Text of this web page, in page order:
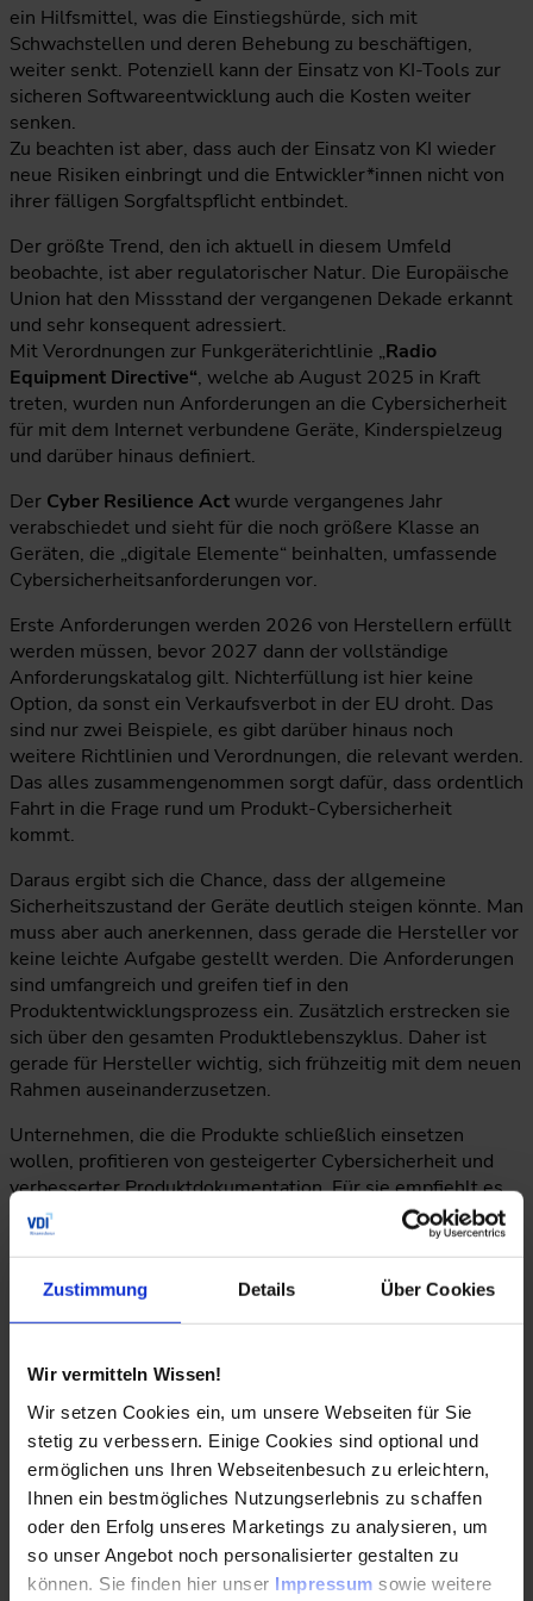
Zustimmung Details Über Cookies
Wir vermitteln Wissen!
Wir setzen Cookies ein, um unsere Webseiten für Sie
stetig zu verbessern. Einige Cookies sind optional und
ermöglichen uns Ihren Webseitenbesuch zu erleichtern,
Ihnen ein bestmögliches Nutzungserlebnis zu schaffen
oder den Erfolg unseres Marketings zu analysieren, um
so unser Angebot noch personalisierter gestalten zu
können. Sie finden hier unser Impressum sowie weitere
ein Hilfsmittel, was die Einstiegshürde, sich mit
Schwachstellen und deren Behebung zu beschäftigen,
weiter senkt. Potenziell kann der Einsatz von KI-Tools zur
sicheren Softwareentwicklung auch die Kosten weiter
senken.
Zu beachten ist aber, dass auch der Einsatz von KI wieder
neue Risiken einbringt und die Entwickler*innen nicht von
ihrer fälligen Sorgfaltspflicht entbindet.
Der größte Trend, den ich aktuell in diesem Umfeld
beobachte, ist aber regulatorischer Natur. Die Europäische
Union hat den Missstand der vergangenen Dekade erkannt
und sehr konsequent adressiert.
Mit Verordnungen zur Funkgeräterichtlinie „Radio
Equipment Directive“, welche ab August 2025 in Kraft
treten, wurden nun Anforderungen an die Cybersicherheit
für mit dem Internet verbundene Geräte, Kinderspielzeug
und darüber hinaus definiert.
Der Cyber Resilience Actwurde vergangenes Jahr
verabschiedet und sieht für die noch größere Klasse an
Geräten, die „digitale Elemente“ beinhalten, umfassende
Cybersicherheitsanforderungen vor.
Erste Anforderungen werden 2026 von Herstellern erfüllt
werden müssen, bevor 2027 dann der vollständige
Anforderungskatalog gilt. Nichterfüllung ist hier keine
Option, da sonst ein Verkaufsverbot in der EU droht. Das
sind nur zwei Beispiele, es gibt darüber hinaus noch
weitere Richtlinien und Verordnungen, die relevant werden.
Das alles zusammengenommen sorgt dafür, dass ordentlich
Fahrt in die Frage rund um Produkt-Cybersicherheit
kommt.
Daraus ergibt sich die Chance, dass der allgemeine
Sicherheitszustand der Geräte deutlich steigen könnte. Man
muss aber auch anerkennen, dass gerade die Hersteller vor
keine leichte Aufgabe gestellt werden. Die Anforderungen
sind umfangreich und greifen tief in den
Produktentwicklungsprozess ein. Zusätzlich erstrecken sie
sich über den gesamten Produktlebenszyklus. Daher ist
gerade für Hersteller wichtig, sich frühzeitig mit dem neuen
Rahmen auseinanderzusetzen.
Unternehmen, die die Produkte schließlich einsetzen
wollen, profitieren von gesteigerter Cybersicherheit und
verbesserter Produktdokumentation. Für sie empfiehlt es
sich, am Ball zu bleiben, sich aktiv über neue Entwicklungen
zu informieren und schließlich eine Produktauswahl zu
treffen, die ihre individuellen
Cybersicherheitsanforderungen erfüllt.
Herr Jüdiges, wie sehen Sie die Entwicklung von IoT-
kommenden Jahren, insbesondere in Bezug auf die
Integration von smarten Sensoren und vernetzten
Geräten? Welche neuen Möglichkeiten ergeben sich für
die Optimierung von Energieverbrauch und
Gebäudeoperationen durch diese Technologien?
Michael Jüdiges:Das Internet der Dinge (IoT) spielt eine
zunehmend zentrale Rolle in der Gebäudetechnik. Zum